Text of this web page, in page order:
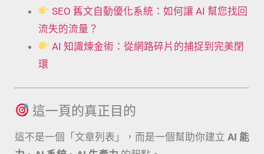
SEO 舊文自動優化系統：如何讓 AI 幫您找回
流失的流量？
AI 知識煉金術：從網路碎片的捕捉到完美閉
環
這一頁的真正目的
這不是一個「文章列表」，而是一個幫助你建立 AI 能